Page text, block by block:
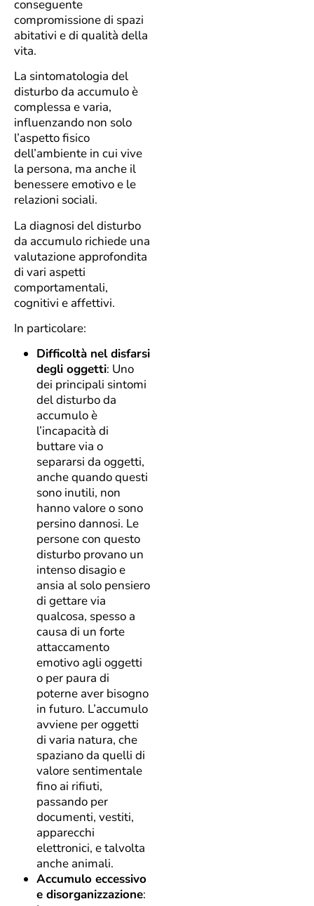
conseguente
compromissione di spazi
abitativi e di qualità della
vita.
La sintomatologia del
disturbo da accumulo è
complessa e varia,
influenzando non solo
l’aspetto fisico
dell’ambiente in cui vive
la persona, ma anche il
benessere emotivo e le
relazioni sociali.
La diagnosi del disturbo
da accumulo richiede una
valutazione approfondita
di vari aspetti
comportamentali,
cognitivi e affettivi.
In particolare:
Difficoltà nel disfarsi
degli oggetti: Uno
dei principali sintomi
del disturbo da
accumulo è
l’incapacità di
buttare via o
separarsi da oggetti,
anche quando questi
sono inutili, non
hanno valore o sono
persino dannosi. Le
persone con questo
disturbo provano un
intenso disagio e
ansia al solo pensiero
di gettare via
qualcosa, spesso a
causa di un forte
attaccamento
emotivo agli oggetti
o per paura di
poterne aver bisogno
in futuro. L’accumulo
avviene per oggetti
di varia natura, che
spaziano da quelli di
valore sentimentale
fino ai rifiuti,
passando per
documenti, vestiti,
apparecchi
elettronici, e talvolta
anche animali.
Accumulo eccessivo
e disorganizzazione: